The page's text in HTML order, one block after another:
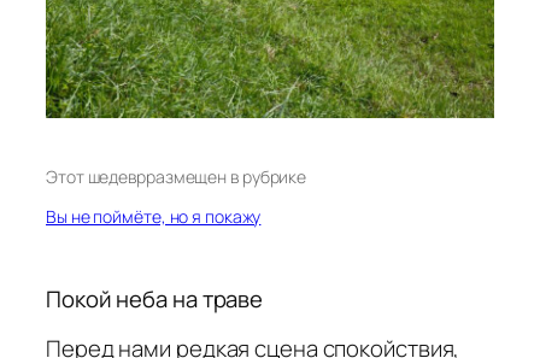
Этот шедеврразмещен в рубрике
Вы не поймёте, но я покажу
Покой неба на траве
Перед нами редкая сцена спокойствия,